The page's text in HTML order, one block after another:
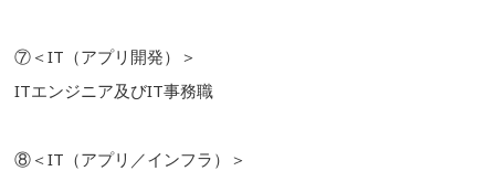
⑦＜IT（アプリ開発）＞
ITエンジニア及びIT事務職
⑧＜IT（アプリ／インフラ）＞